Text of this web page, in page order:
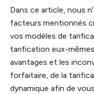
Dans ce article, nous
facteurs mentionnés
vos modèles de
tarification eux-
avantages et les
forfaitaire, de la
dynamique afin de